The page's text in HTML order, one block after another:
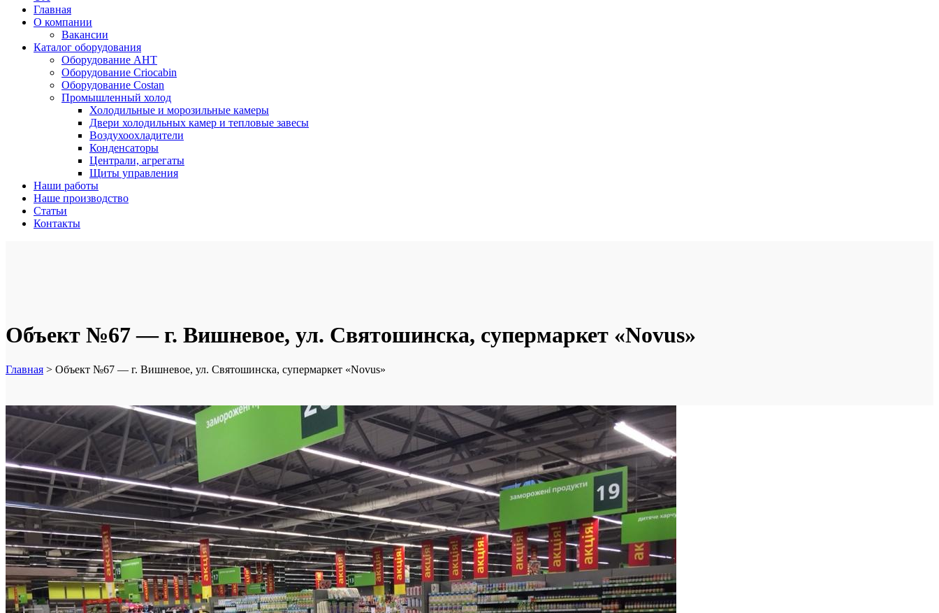
Главная
О компании
Вакансии
Каталог оборудования
Оборудование AHT
Оборудование Criocabin
Оборудование Costan
Промышленный холод
Холодильные и морозильные камеры
Двери холодильных камер и тепловые завесы
Воздухоохладители
Конденсаторы
Централи, агрегаты
Щиты управления
Наши работы
Наше производство
Статьи
Контакты
Объект №67 — г. Вишневое, ул. Святошинска, супермаркет «Novus»
Главная > Объект №67 — г. Вишневое, ул. Святошинска, супермаркет «Novus»